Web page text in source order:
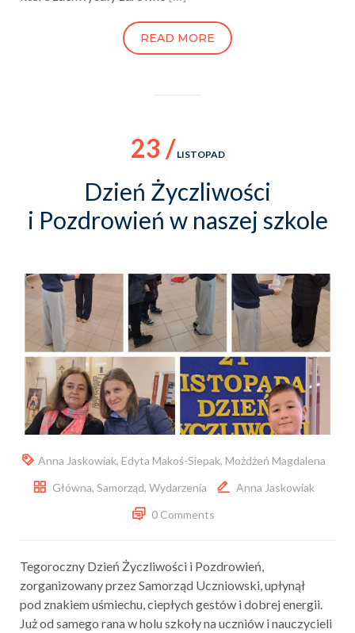
READ MORE
23 / LISTOPAD
Dzień Życzliwości
i Pozdrowień w naszej szkole
Anna Jaskowiak, Edyta Makoś-Siepak, Możdżeń Magdalena
Główna, Samorząd, Wydarzenia
Anna Jaskowiak
0 Comments
Tegoroczny Dzień Życzliwości i Pozdrowień,
zorganizowany przez Samorząd Uczniowski, upłynął
pod znakiem uśmiechu, ciepłych gestów i dobrej energii.
Już od samego rana w holu szkoły na uczniów i nauczycieli